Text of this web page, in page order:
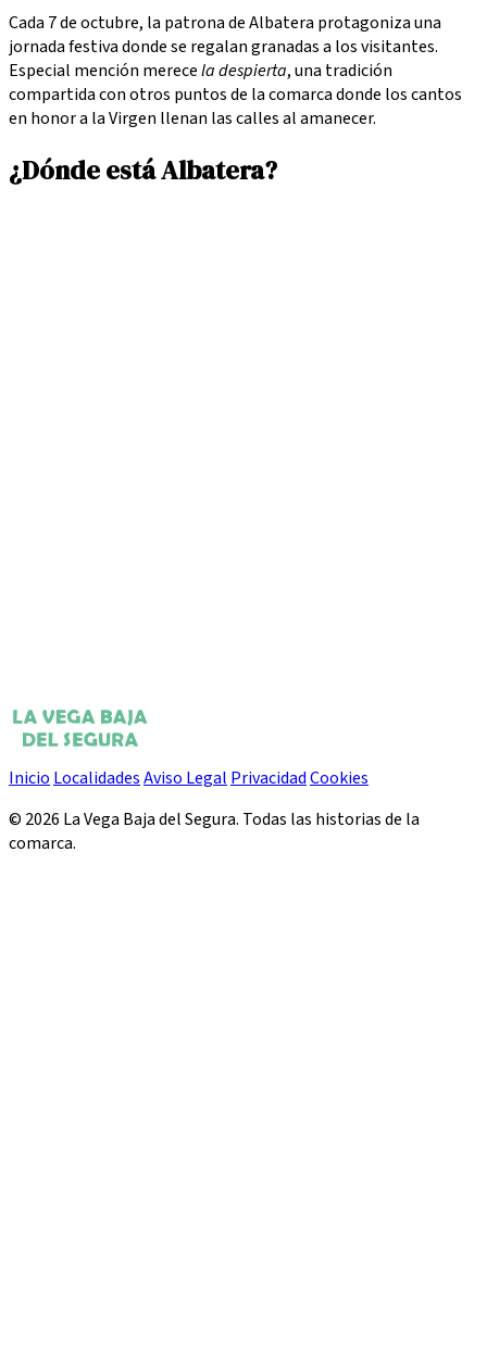
Cada 7 de octubre, la patrona de Albatera protagoniza una
jornada festiva donde se regalan granadas a los visitantes.
Especial mención merecela despierta, una tradición
compartida con otros puntos de la comarca donde los cantos
en honor a la Virgen llenan las calles al amanecer.
¿Dónde está Albatera?
Inicio LocalidadesAviso Legal PrivacidadCookies
© 2026 La Vega Baja del Segura. Todas las historias de la
comarca.